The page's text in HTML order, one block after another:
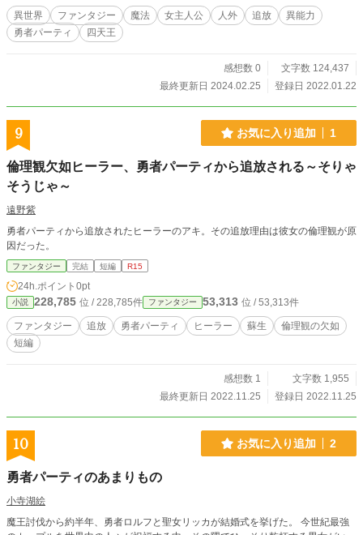
異世界 ファンタジー 魔法 女主人公 人外 追放
異能力
勇者パーティ
四天王
感想数 0
文字数 124,437
最終更新日 2024.02.25
登録日 2022.01.22
9 お気に入り追加 1
倫理観欠如ヒーラー、勇者パーティから追放される～そりゃ
そうじゃ～
遠野紫
勇者パーティから追放されたヒーラーのアキ。その追放理由は彼女の倫理観が原
因だった。
ファンタジー 完結 短編 R15
24h.ポイント 0pt
小説 228,785 位 / 228,785件 ファンタジー 53,313 位 / 53,313件
ファンタジー 追放 勇者パーティ ヒーラー 蘇生
倫理観の欠如
短編
感想数 1
文字数 1,955
最終更新日 2022.11.25
登録日 2022.11.25
10 お気に入り追加 2
勇者パーティのあまりもの
小寺湖絵
魔王討伐から約半年、勇者ロルフと聖女リッカが結婚式を挙げた。 今世紀最強